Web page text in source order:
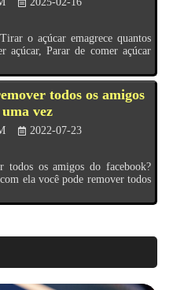
o açúcar emagrece quantos
açúcar, Parar de comer açúcar
todos os amigos
vez
2022-07-23
todos os amigos do facebook?
ela você pode remover todos